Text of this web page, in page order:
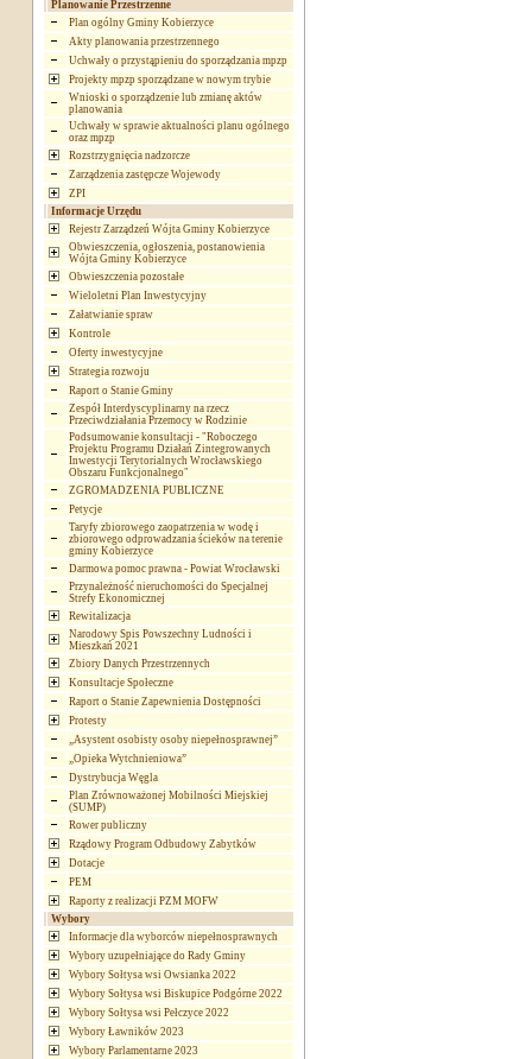
Planowanie Przestrzenne
Plan ogólny Gminy Kobierzyce
Akty planowania przestrzennego
Uchwały o przystąpieniu do sporządzania mpzp
Projekty mpzp sporządzane w nowym trybie
Wnioski o sporządzenie lub zmianę aktów
planowania
Uchwały w sprawie aktualności planu ogólnego
oraz mpzp
Rozstrzygnięcia nadzorcze
Zarządzenia zastępcze Wojewody
ZPI
Informacje Urzędu
Rejestr Zarządzeń Wójta Gminy Kobierzyce
Obwieszczenia, ogłoszenia, postanowienia
Wójta Gminy Kobierzyce
Obwieszczenia pozostałe
Wieloletni Plan Inwestycyjny
Załatwianie spraw
Kontrole
Oferty inwestycyjne
Strategia rozwoju
Raport o Stanie Gminy
Zespół Interdyscyplinarny na rzecz
Przeciwdziałania Przemocy w Rodzinie
Podsumowanie konsultacji - "Roboczego
Projektu Programu Działań Zintegrowanych
Inwestycji Terytorialnych Wrocławskiego
Obszaru Funkcjonalnego"
ZGROMADZENIA PUBLICZNE
Petycje
Taryfy zbiorowego zaopatrzenia w wodę i
zbiorowego odprowadzania ścieków na terenie
gminy Kobierzyce
Darmowa pomoc prawna - Powiat Wrocławski
Przynależność nieruchomości do Specjalnej
Strefy Ekonomicznej
Rewitalizacja
Narodowy Spis Powszechny Ludności i
Mieszkań 2021
Zbiory Danych Przestrzennych
Konsultacje Społeczne
Raport o Stanie Zapewnienia Dostępności
Protesty
„Asystent osobisty osoby niepełnosprawnej”
„Opieka Wytchnieniowa”
Dystrybucja Węgla
Plan Zrównoważonej Mobilności Miejskiej
(SUMP)
Rower publiczny
Rządowy Program Odbudowy Zabytków
Dotacje
PEM
Raporty z realizacji PZM MOFW
Wybory
Informacje dla wyborców niepełnosprawnych
Wybory uzupełniające do Rady Gminy
Wybory Sołtysa wsi Owsianka 2022
Wybory Sołtysa wsi Biskupice Podgórne 2022
Wybory Sołtysa wsi Pełczyce 2022
Wybory Ławników 2023
Wybory Parlamentarne 2023